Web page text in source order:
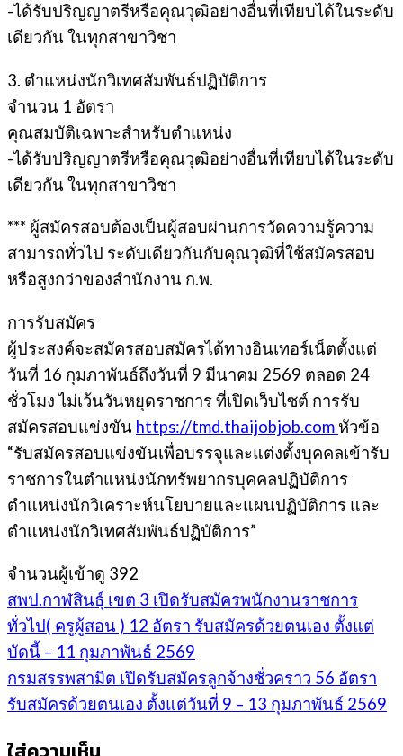
-ได้รับปริญญาตรีหรือคุณวุฒิอย่างอื่นที่เทียบได้ในระดับ
เดียวกัน ในทุกสาขาวิชา
3. ตำแหน่งนักวิเทศสัมพันธ์ปฏิบัติการ
จำนวน 1 อัตรา
คุณสมบัติเฉพาะสำหรับตำแหน่ง
-ได้รับปริญญาตรีหรือคุณวุฒิอย่างอื่นที่เทียบได้ในระดับ
เดียวกัน ในทุกสาขาวิชา
*** ผู้สมัครสอบต้องเป็นผู้สอบผ่านการวัดความรู้ความ
สามารถทั่วไป ระดับเดียวกันกับคุณวุฒิที่ใช้สมัครสอบ
หรือสูงกว่าของสำนักงาน ก.พ.
การรับสมัคร
ผู้ประสงค์จะสมัครสอบสมัครได้ทางอินเทอร์เน็ตตั้งแต่
วันที่ 16 กุมภาพันธ์ถึงวันที่ 9 มีนาคม 2569 ตลอด 24
ชั่วโมง ไม่เว้นวันหยุดราชการ ที่เปิดเว็บไซต์ การรับ
สมัครสอบแข่งขัน https://tmd.thaijobjob.com หัวข้อ
“รับสมัครสอบแข่งขันเพื่อบรรจุและแต่งตั้งบุคคลเข้ารับ
ราชการในตำแหน่งนักทรัพยากรบุคคลปฏิบัติการ
ตำแหน่งนักวิเคราะห์นโยบายและแผนปฏิบัติการ และ
ตำแหน่งนักวิเทศสัมพันธ์ปฏิบัติการ”
จำนวนผู้เข้าดู 392
สพป.กาฬสินธุ์ เขต 3 เปิดรับสมัครพนักงานราชการ
ทั่วไป( ครูผู้สอน ) 12 อัตรา รับสมัครด้วยตนเอง ตั้งแต่
บัดนี้ – 11 กุมภาพันธ์ 2569
กรมสรรพสามิต เปิดรับสมัครลูกจ้างชั่วคราว 56 อัตรา
รับสมัครด้วยตนเอง ตั้งแต่วันที่ 9 – 13 กุมภาพันธ์ 2569